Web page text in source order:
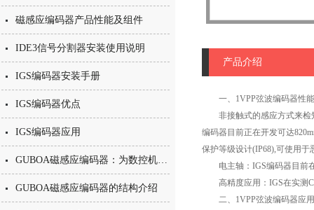
磁感应编码器产品性能及组件
IDE3信号分割器安装使用说明
IGS编码器安装手册
IGS编码器优点
IGS编码器应用
GUBOA磁感应编码器：为数控机床主轴提供可靠测速定位
GUBOA磁感应编码器的结构介绍
产品介绍
一、1VPP弦波编码器性
非接触式的感应方式来检知
编码器目前正在开发可达
保护等级设计(IP68),可使用
电主轴：IGS编码器目前在
高精度应用：IGS在实测C
二、1VPP弦波编码器应